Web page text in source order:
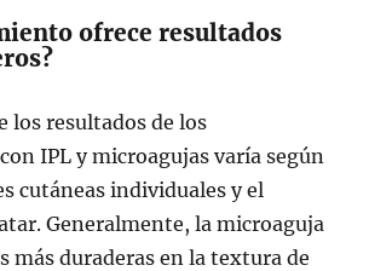
ofrece resultados
los resultados de los
IPL y microagujas varía según
cutáneas individuales y el
Generalmente, la microaguja
más duraderas en la textura de